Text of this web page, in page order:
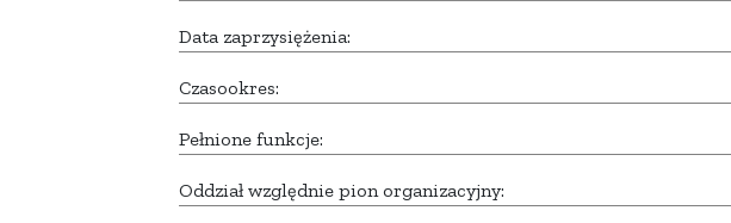
Data zaprzysiężenia:
Czasookres:
Pełnione funkcje:
Oddział względnie pion organizacyjny: